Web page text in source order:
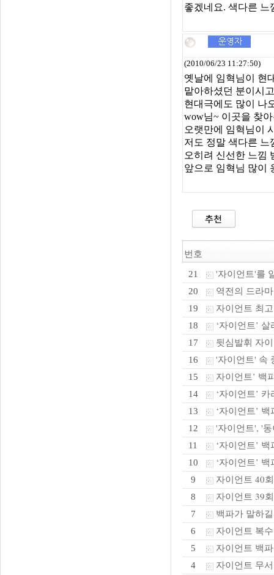
좋겠네요. 색다른 느
(2010/06/23 11:27:50)
옛날에 임혁님이 현
맡아하셨던 분이시고
현대극에도 많이 나
wow님~ 이곳을 찾
오랫만에 임혁님이
저도 정말 색다른 느
오히려 신선한 느낌
앞으로 임혁님 많이
번호
21 '자이언트'를
20 역전의 드라
19 자이언트 최
18 ‘자이언트’
17 뒷심발휘 자
16 '자이언트' 속
15 자이언트’ 백
14 ‘자이언트’
13 ‘자이언트’
12 '자이언트', '
11 ‘자이언트’
10 ‘자이언트’
9 자이언트 40
8 자이언트 39
7 백파가 말하
6 자이언트 복
5 자이언트 백
4 자이언트 무